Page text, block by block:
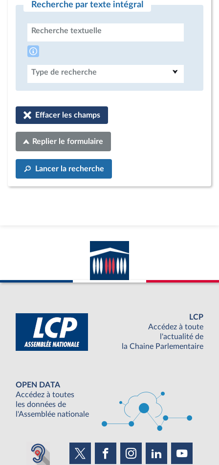
Recherche par texte intégral
Recherche textuelle
Type de recherche
Effacer les champs
Replier le formulaire
Lancer la recherche
LCP
Accédez à toute
l'actualité de
la Chaine Parlementaire
OPEN DATA
Accédez à toutes
les données de
l'Assemblée nationale